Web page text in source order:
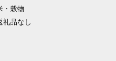
・穀物
礼品なし